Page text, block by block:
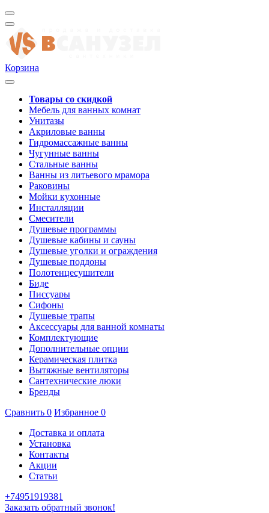
Корзина
Товары со скидкой
Мебель для ванных комнат
Унитазы
Акриловые ванны
Гидромассажные ванны
Чугунные ванны
Стальные ванны
Ванны из литьевого мрамора
Раковины
Мойки кухонные
Инсталляции
Смесители
Душевые программы
Душевые кабины и сауны
Душевые уголки и ограждения
Душевые поддоны
Полотенцесушители
Биде
Писсуары
Сифоны
Душевые трапы
Аксессуары для ванной комнаты
Комплектующие
Дополнительные опции
Керамическая плитка
Вытяжные вентиляторы
Сантехнические люки
Бренды
Сравнить 0 Избранное 0
Доставка и оплата
Установка
Контакты
Акции
Статьи
+74951919381
Заказать обратный звонок!